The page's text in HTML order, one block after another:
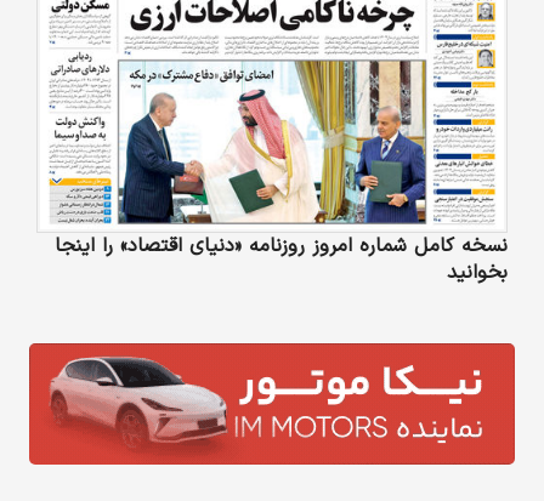
نسخه کامل شماره امروز روزنامه «دنیای‌ اقتصاد» را اینجا
بخوانید